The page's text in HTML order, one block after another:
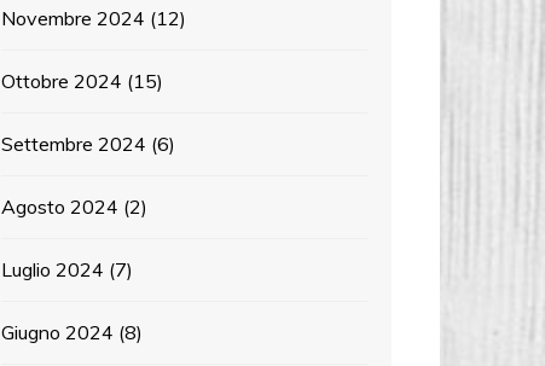
Novembre 2024 (12)
Ottobre 2024 (15)
Settembre 2024 (6)
Agosto 2024 (2)
Luglio 2024 (7)
Giugno 2024 (8)